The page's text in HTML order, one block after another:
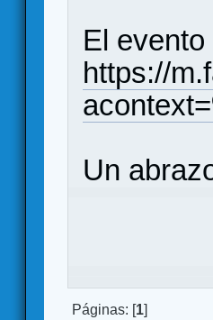
El
https://
Un
Páginas: [1]